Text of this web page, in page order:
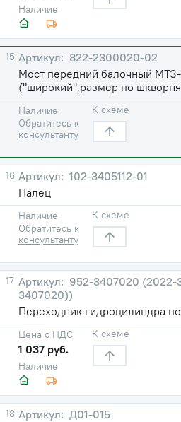
Наличие
15
822-2300020-02
Мост передний балочный
("широкий",размер по
Наличие
Обратитесь к
консультанту
К схеме
16
102-3405112-01
Палец
Наличие
Обратитесь к
консультанту
К схеме
17
952-3407020 (2022-
3407020))
Переходник гидроцилиндра
Наличие
Цена с НДС
1 037 руб.
К схеме
18
Д01-015